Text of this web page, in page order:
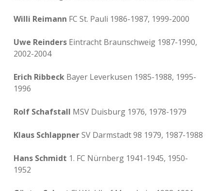
Willi Reimann FC St. Pauli 1986-1987, 1999-2000
Uwe Reinders Eintracht Braunschweig 1987-1990,
2002-2004
Erich Ribbeck Bayer Leverkusen 1985-1988, 1995-
1996
Rolf Schafstall MSV Duisburg 1976, 1978-1979
Klaus SchlappnerSV Darmstadt 98 1979, 1987-1988
Hans Schmidt 1. FC Nürnberg 1941-1945, 1950-
1952